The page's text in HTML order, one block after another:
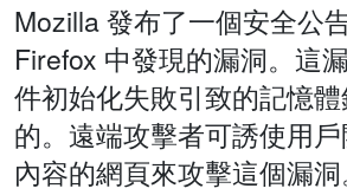
Mozilla 發布了一個安全公
Firefox 中發現的漏洞。這
件初始化失敗引致的記憶
的。遠端攻擊者可誘使用
內容的網頁來攻擊這個漏洞